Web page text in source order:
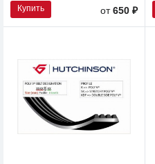
Купить от650 ₽